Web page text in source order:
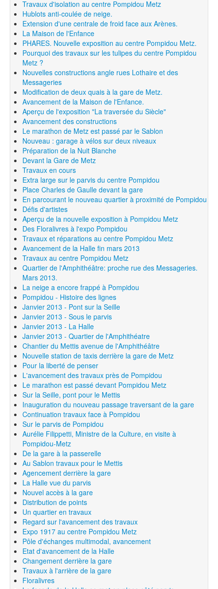
Travaux d'isolation au centre Pompidou Metz
Hublots anti-coulée de neige.
Extension d'une centrale de froid face aux Arènes.
La Maison de l'Enfance
PHARES. Nouvelle exposition au centre Pompidou Metz.
Pourquoi des travaux sur les tulipes du centre Pompidou
Metz ?
Nouvelles constructions angle rues Lothaire et des
Messageries
Modification de deux quais à la gare de Metz.
Avancement de la Maison de l'Enfance.
Aperçu de l'exposition "La traversée du Siècle"
Avancement des constructions
Le marathon de Metz est passé par le Sablon
Nouveau : garage à vélos sur deux niveaux
Préparation de la Nuit Blanche
Devant la Gare de Metz
Travaux en cours
Extra large sur le parvis du centre Pompidou
Place Charles de Gaulle devant la gare
En parcourant le nouveau quartier à proximité de Pompidou
Défis d'artistes
Aperçu de la nouvelle exposition à Pompidou Metz
Des Floralivres à l'expo Pompidou
Travaux et réparations au centre Pompidou Metz
Avancement de la Halle fin mars 2013
Travaux au centre Pompidou Metz
Quartier de l'Amphithéâtre: proche rue des Messageries.
Mars 2013.
La neige a encore frappé à Pompidou
Pompidou - Histoire des lignes
Janvier 2013 - Pont sur la Seille
Janvier 2013 - Sous le parvis
Janvier 2013 - La Halle
Janvier 2013 - Quartier de l'Amphithéatre
Chantier du Mettis avenue de l'Amphithéâtre
Nouvelle station de taxis derrière la gare de Metz
Pour la liberté de penser
L'avancement des travaux près de Pompidou
Le marathon est passé devant Pompidou Metz
Sur la Seille, pont pour le Mettis
Inauguration du nouveau passage traversant de la gare
Continuation travaux face à Pompidou
Sur le parvis de Pompidou
Aurélie Filippetti, Ministre de la Culture, en visite à
Pompidou-Metz
De la gare à la passerelle
Au Sablon travaux pour le Mettis
Agencement derrière la gare
La Halle vue du parvis
Nouvel accès à la gare
Distribution de points
Un quartier en travaux
Regard sur l'avancement des travaux
Expo 1917 au centre Pompidou Metz
Pôle d'échanges multimodal, avancement
Etat d'avancement de la Halle
Changement derrière la gare
Travaux à l'arrière de la gare
Floralivres